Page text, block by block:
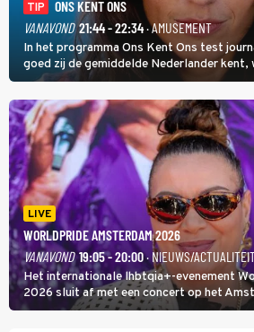
TIP
ONS KENT ONS
VANAVOND 21:44 - 22:34· AMUSEMENT
In het programma Ons Kent Ons test
goed zij de gemiddelde Nederlander kent,
hoofdredacteur van modebladen Glamour
rapper Keizer opneemt tegen Edson da
Huijbregts.
LIVE
WORLDPRIDE AMSTERDAM 2026
VANAVOND 19:05 - 20:00· NIEUWS/
Het internationale lhbtqia+-evenement
2026 sluit af met een concert op het
Anita Doth is een van de optredende